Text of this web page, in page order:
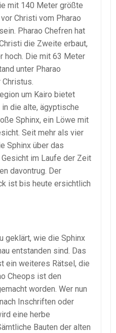
mit 140 Meter größte
Christi vom Pharao
Pharao Chefren hat
die Zweite erbaut,
Die mit 63 Meter
unter Pharao
um Kairo bietet
die alte, ägyptische
Sphinx, ein Löwe mit
Seit mehr als vier
Sphinx über das
Gesicht im Laufe der Zeit
davontrug. Der
ist bis heute ersichtlich
geklärt, wie die Sphinx
entstanden sind. Das
ein weiteres Rätsel, die
Cheops ist den
worden. Wer nun
Inschriften oder
eine herbe
Bauten der alten